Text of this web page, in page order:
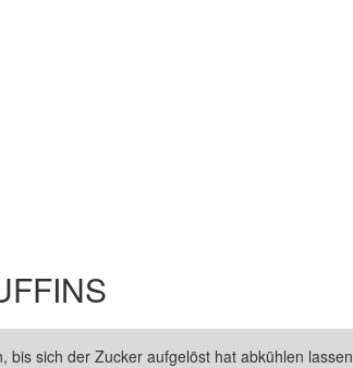
bis sich der Zucker aufgelöst hat abkühlen lassen